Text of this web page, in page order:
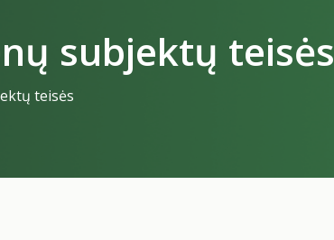
subjektų teisės
teisės